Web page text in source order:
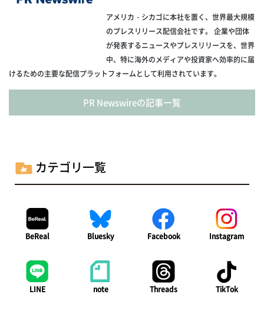
アメリカ・シカゴに本社を置く、世界最大規模
のプレスリリース配信会社です。 企業や団体
が発表するニュースやプレスリリースを、世界
中、特に海外のメディアや投資家へ効率的に届
けるための主要な配信プラットフォームとして利用されています。
PR Newswireの記事一覧
カテゴリ一覧
BeReal Bluesky Facebook Instagram
LINE note Threads TikTok